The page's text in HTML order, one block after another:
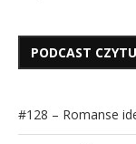
PODCAST
#128 – Romanse